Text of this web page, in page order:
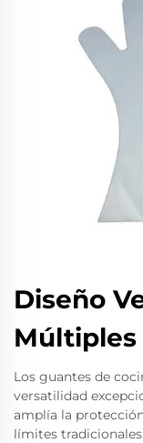
Diseño
Múltiples
Los guantes de
versatilidad
amplía la
límites